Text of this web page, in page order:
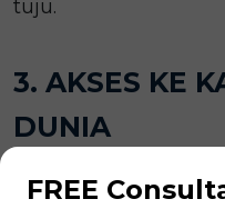
tuju.
3. AKSES KE
DUNIA
FREE